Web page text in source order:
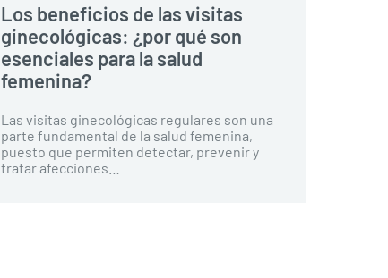
Los beneficios de las visitas
ginecológicas: ¿por qué son
esenciales para la salud
femenina?
Las visitas ginecológicas regulares son una
parte fundamental de la salud femenina,
puesto que permiten detectar, prevenir y
tratar afecciones…